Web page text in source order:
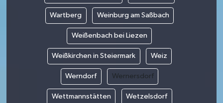
Wartberg Weinburg am Saßbach
Weißenbach bei Liezen
Weißkirchen in Steiermark Weiz
Werndorf Wernersdorf
Wettmannstätten Wetzelsdorf